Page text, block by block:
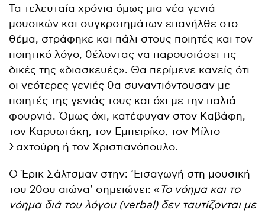
Τα τελευταία χρόνια όμως μια νέα γενιά
μουσικών και συγκροτημάτων επανήλθε στο
θέμα, στράφηκε και πάλι στους ποιητές και τον
ποιητικό λόγο, θέλοντας να παρουσιάσει τις
δικές της «διασκευές». Θα περίμενε κανείς ότι
οι νεότερες γενιές θα συναντιόντουσαν με
ποιητές της γενιάς τους και όχι με την παλιά
φουρνιά. Όμως όχι, κατέφυγαν στον Καβάφη,
τον Καρυωτάκη, τον Εμπειρίκο, τον Μίλτο
Σαχτούρη ή τον Χριστιανόπουλο.
Ο Έρικ Σάλτσμαν στην: ‘Εισαγωγή στη μουσική
του 20ου αιώνα’ σημειώνει: «Το νόημα και το
νόημα διά του λόγου (verbal) δεν ταυτίζονται με